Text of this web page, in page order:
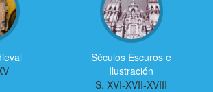
Séculos Escuros e
Ilustración
S. XVI-XVII-XVIII